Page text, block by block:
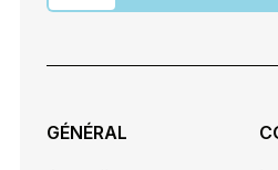
GÉNÉRAL